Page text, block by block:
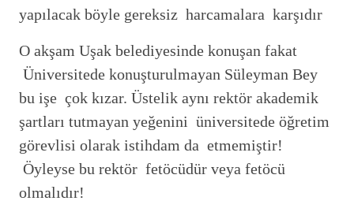
yapılacak böyle gereksiz harcamalara karşıdır
O akşam Uşak belediyesinde konuşan fakat
Üniversitede konuşturulmayan Süleyman Bey
bu işe çok kızar. Üstelik aynı rektör akademik
şartları tutmayan yeğenini üniversitede öğretim
görevlisi olarak istihdam da etmemiştir!
Öyleyse bu rektör fetöcüdür veya fetöcü
olmalıdır!